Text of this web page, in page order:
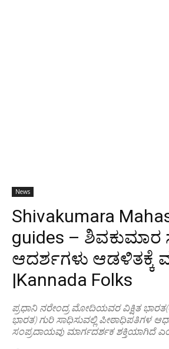
News
Shivakumara
guides –
ಆದರ್ಶಗಳು ಆಡಳಿತಕ್ಕೆ
|Kannada Folks
ಪ್ರಧಾನಿ ನರೇಂದ್ರ ಮೋದಿಯವರ ವಿಕ್ಷಿತ
ಭಾರತ) ಗುರಿ ಸಾಧಿಸುವಲ್ಲಿ ಪೀಠಾಧಿಪತಿಗಳ
ಸಂಪ್ರದಾಯವು ಮಾರ್ಗದರ್ಶಕ ಶಕ್ತಿಯಾಗಿದೆ